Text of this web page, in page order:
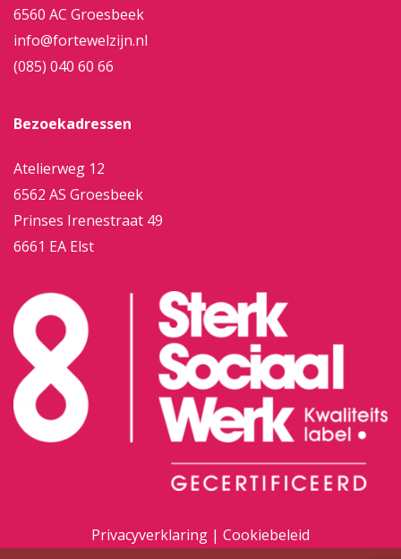
6560 AC Groesbeek
info@fortewelzijn.nl
(085) 040 60 66
Bezoekadressen
Atelierweg 12
6562 AS Groesbeek
Prinses Irenestraat 49
6661 EA Elst
Privacyverklaring | Cookiebeleid